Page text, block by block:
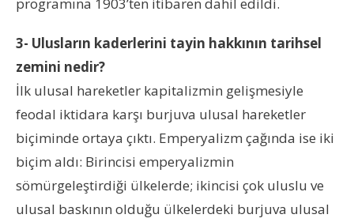
3- Ulusların kaderlerini tayin hakkının tarihsel
zemini nedir?
İlk ulusal hareketler kapitalizmin gelişmesiyle
feodal iktidara karşı burjuva ulusal hareketler
biçiminde ortaya çıktı. Emperyalizm çağında ise iki
biçim aldı: Birincisi emperyalizmin
sömürgeleştirdiği ülkelerde; ikincisi çok uluslu ve
ulusal baskının olduğu ülkelerdeki burjuva ulusal